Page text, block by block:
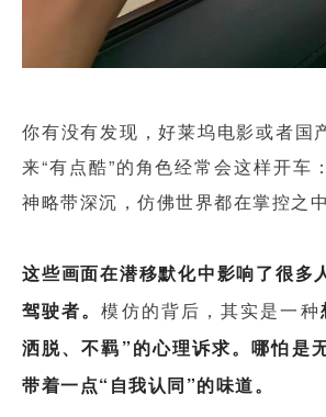
你有没有发现，好莱坞电影或者国
来“有点酷”的角色经常会这样开车
神略带深沉，仿佛世界都在掌控之中
这些画面在潜移默化中影响了很
驾驶者。模仿的背后，其实是一种
洒脱、不羁”的心理诉求。哪怕是
带着一点“自我认同”的味道。